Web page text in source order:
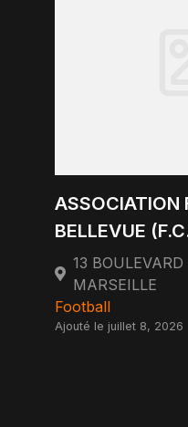
ASSOCIATION
BELLEVUE
13
MARSEILLE
Football
Ajouté le juillet 8, 2026